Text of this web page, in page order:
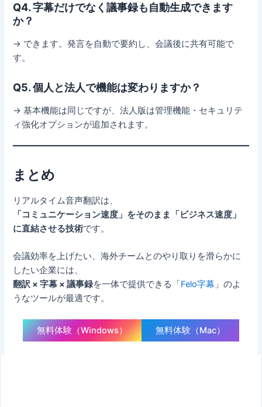
Q4. 字幕だけでなく議事録も自動生成できます
か？
→ できます。発言を自動で要約し、会議後に共有可能で
す。
Q5. 個人と法人で機能は変わりますか？
→ 基本機能は同じですが、法人版は管理機能・セキュリテ
ィ強化オプションが追加されます。
まとめ
リアルタイム音声翻訳は、
「コミュニケーション速度」をそのまま「ビジネス速度」
に直結させる技術です。
会議効率を上げたい、海外チームとのやり取りを滑らかに
したい企業には、
翻訳 × 字幕 × 議事録を一体で提供できる「 Felo字幕 」のよ
うなツールが最適です。
無料体験（Windows） 無料体験（Mac）